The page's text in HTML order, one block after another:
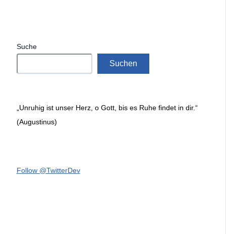
Suche
Suchen
„Unruhig ist unser Herz, o Gott, bis es Ruhe findet in dir.“
(Augustinus)
Follow @TwitterDev